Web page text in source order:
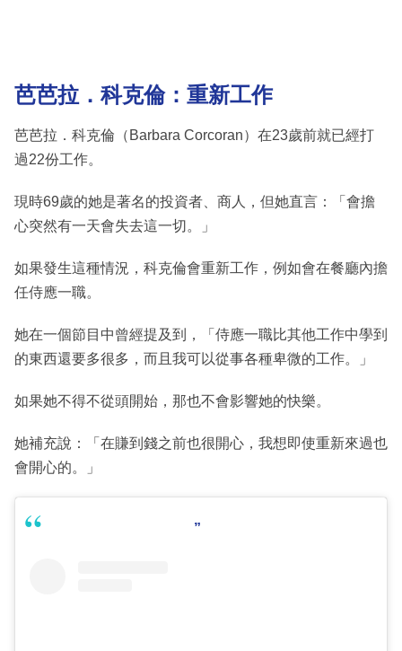
芭芭拉．科克倫：重新工作
芭芭拉．科克倫（Barbara Corcoran）在23歲前就已經打
過22份工作。
現時69歲的她是著名的投資者、商人，但她直言：「會擔
心突然有一天會失去這一切。」
如果發生這種情況，科克倫會重新工作，例如會在餐廳內擔
任侍應一職。
她在一個節目中曾經提及到，「侍應一職比其他工作中學到
的東西還要多很多，而且我可以從事各種卑微的工作。」
如果她不得不從頭開始，那也不會影響她的快樂。
她補充說：「在賺到錢之前也很開心，我想即使重新來過也
會開心的。」